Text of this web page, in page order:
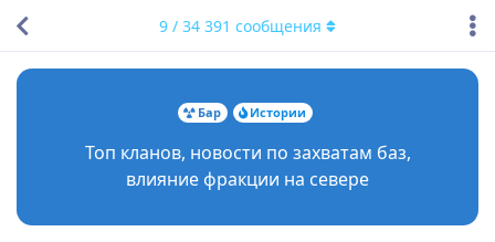
Бар Истории
Топ кланов, новости по захватам баз,
влияние фракции на севере
9 / 34 391 сообщения